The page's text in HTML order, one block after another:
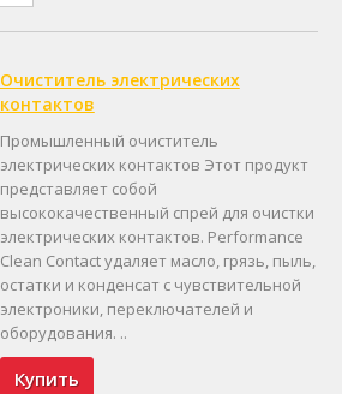
Очиститель электрических
контактов
Промышленный очиститель
электрических контактов Этот продукт
представляет собой
высококачественный спрей для очистки
электрических контактов. Performance
Clean Contact удаляет масло, грязь, пыль,
остатки и конденсат с чувствительной
электроники, переключателей и
оборудования. ..
Купить